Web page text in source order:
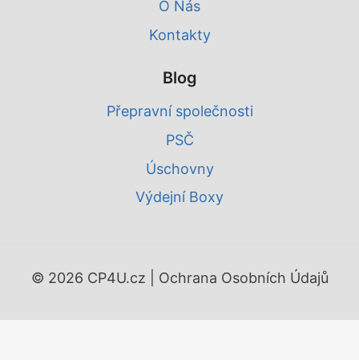
O Nás
Kontakty
Blog
Přepravní společnosti
PSČ
Úschovny
Výdejní Boxy
© 2026 CP4U.cz | Ochrana Osobních Údajů